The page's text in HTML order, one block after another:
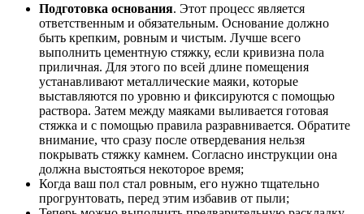
Подготовка основания. Этот процесс является
ответственным и обязательным. Основание должно
быть крепким, ровным и чистым. Лучше всего
выполнить цементную стяжку, если кривизна пола
приличная. Для этого по всей длине помещения
устанавливают металлические маяки, которые
выставляются по уровню и фиксируются с помощью
раствора. Затем между маяками выливается готовая
стяжка и с помощью правила разравнивается. Обратите
внимание, что сразу после отвердевания нельзя
покрывать стяжку камнем. Согласно инструкции она
должна выстояться некоторое время;
Когда ваш пол стал ровным, его нужно тщательно
прогрунтовать, перед этим избавив от пыли;